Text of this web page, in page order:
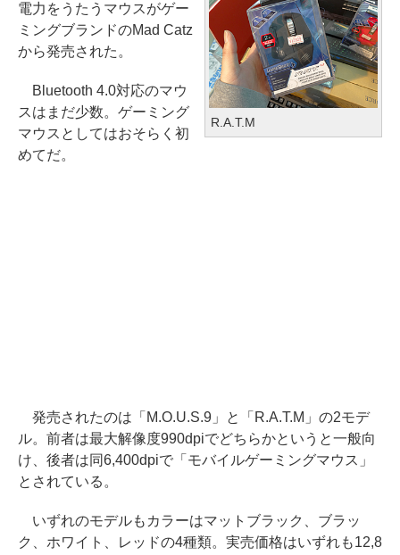
R.A.T.M
電力をうたうマウスがゲー
ミングブランドのMad Catz
から発売された。
Bluetooth 4.0対応のマウ
スはまだ少数。ゲーミング
マウスとしてはおそらく初
めてだ。
発売されたのは「M.O.U.S.9」と「R.A.T.M」の2モデ
ル。前者は最大解像度990dpiでどちらかというと一般向
け、後者は同6,400dpiで「モバイルゲーミングマウス」
とされている。
いずれのモデルもカラーはマットブラック、ブラッ
ク、ホワイト、レッドの4種類。実売価格はいずれも12,8